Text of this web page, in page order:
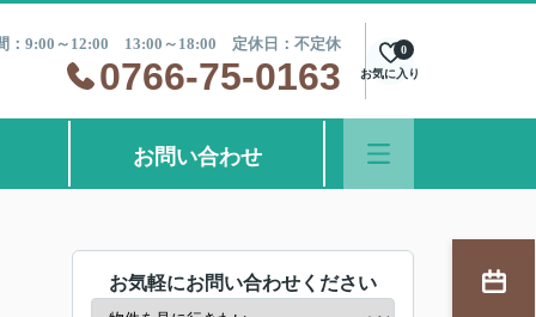
：9:00～12:00 13:00～18:00 定休日：不定休
0766-75-0163 お気に入り
0
お問い合わせ
お気軽にお問い合わせください